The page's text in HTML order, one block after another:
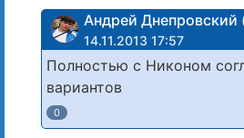
Андрей Днепровский
14.11.2013 17:57
Полностью с Никоном
вариантов
0